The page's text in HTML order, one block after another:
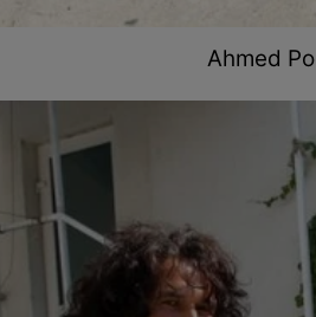
Ahmed